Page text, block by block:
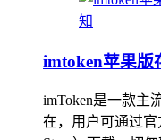
imtoken苹果版
imToken是一款主
在，用户可通过